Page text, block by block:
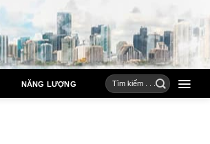
NĂNG LƯỢNG